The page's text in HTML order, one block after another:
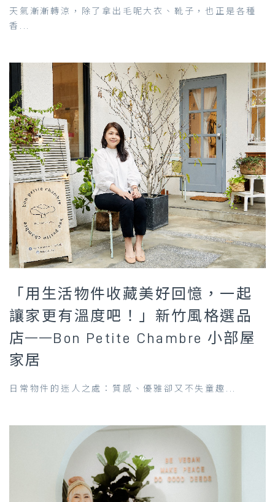
天氣漸漸轉涼，除了拿出毛呢大衣、靴子，也正是各種
香...
「用生活物件收藏美好回憶，一起
讓家更有溫度吧！」新竹風格選品
店——Bon Petite Chambre 小部屋
家居
日常物件的迷人之處：質感、優雅卻又不失童趣...